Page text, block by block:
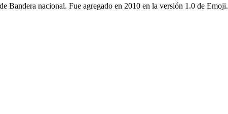
Bandera nacional. Fue agregado en 2010 en la versión 1.0 de Emoji.